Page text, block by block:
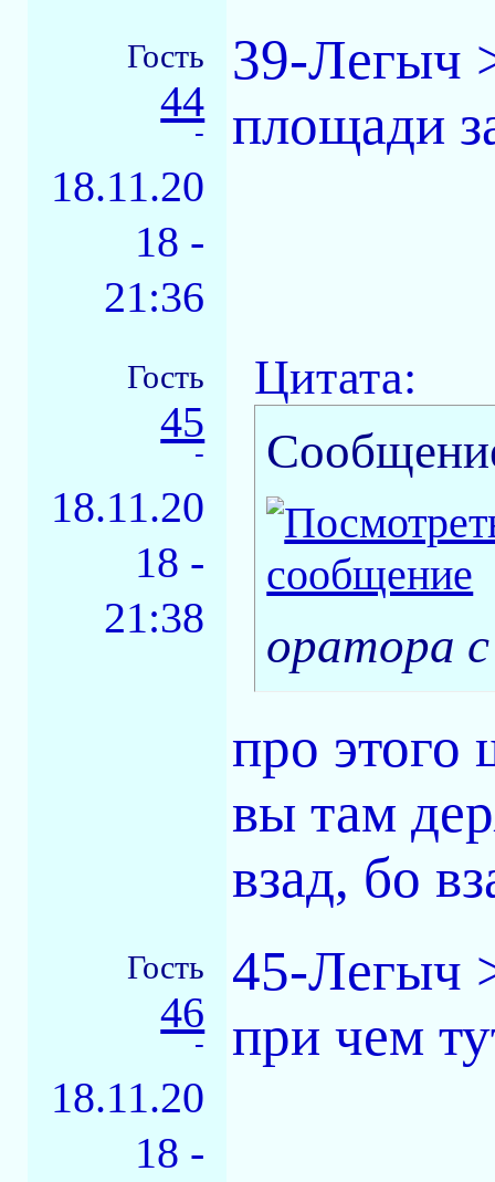
Гость
44
-
18.11.20
18 -
21:36
39-Легыч
площади
Гость
45
-
18.11.20
18 -
21:38
Цитата:
оратора
про этого
вы там
взад, бо
Гость
46
-
18.11.20
18 -
45-Легыч
при чем